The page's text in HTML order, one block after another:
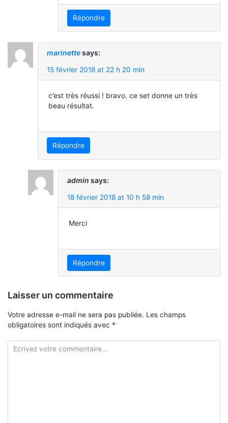
Répondre
marinettesays:
15 février 2018 at 22 h 20 min
c’est très réussi ! bravo. ce set donne un très
beau résultat.
Répondre
admin says:
18 février 2018 at 10 h 58 min
Merci
Répondre
Laisser un commentaire
Votre adresse e-mail ne sera pas publiée. Les champs
obligatoires sont indiqués avec *